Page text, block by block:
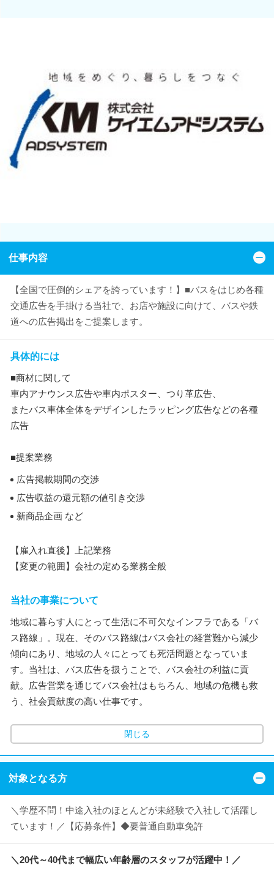
仕事内容
【全国で圧倒的シェアを誇っています！】■バスをはじめ各種
交通広告を手掛ける当社で、お店や施設に向けて、バスや鉄
道への広告掲出をご提案します。
具体的には
■商材に関して
車内アナウンス広告や車内ポスター、つり革広告、
またバス車体全体をデザインしたラッピング広告などの各種
広告
■提案業務
広告掲載期間の交渉
広告収益の還元額の値引き交渉
新商品企画 など
【雇入れ直後】上記業務
【変更の範囲】会社の定める業務全般
当社の事業について
地域に暮らす人にとって生活に不可欠なインフラである「バ
ス路線」。現在、そのバス路線はバス会社の経営難から減少
傾向にあり、地域の人々にとっても死活問題となっていま
す。当社は、バス広告を扱うことで、バス会社の利益に貢
献。広告営業を通じてバス会社はもちろん、地域の危機も救
う、社会貢献度の高い仕事です。
閉じる
対象となる方
＼学歴不問！中途入社のほとんどが未経験で入社して活躍し
ています！／【応募条件】◆要普通自動車免許
＼20代～40代まで幅広い年齢層のスタッフが活躍中！／